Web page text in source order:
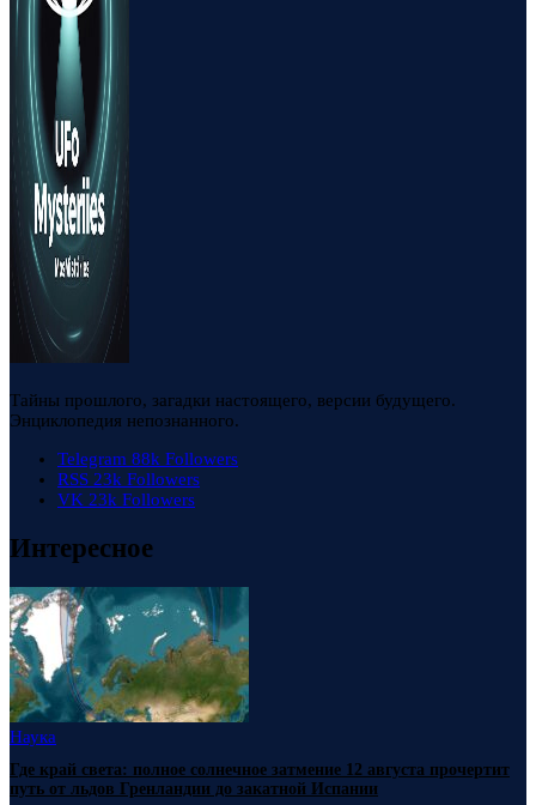
Тайны прошлого, загадки настоящего, версии будущего.
Энциклопедия непознанного.
Telegram 88k Followers
RSS 23k Followers
VK 23k Followers
Интересное
Наука
Где край света: полное солнечное затмение 12 августа прочертит
путь от льдов Гренландии до закатной Испании